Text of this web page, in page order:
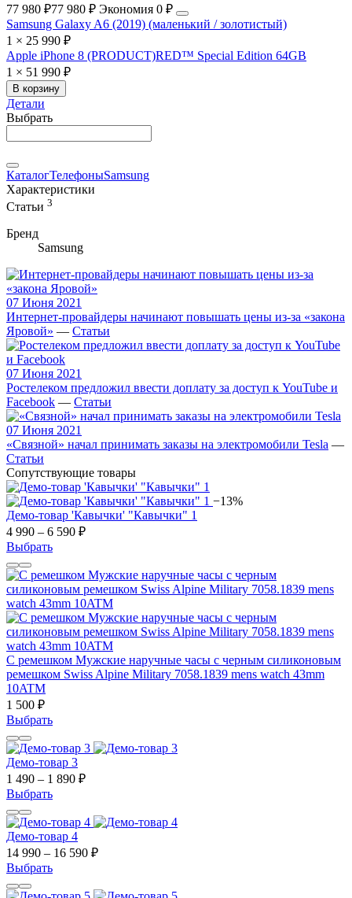
77 980 ₽77 980 ₽ Экономия 0 ₽
Samsung Galaxy A6 (2019) (маленький / золотистый)
1 × 25 990 ₽
Apple iPhone 8 (PRODUCT)RED™ Special Edition 64GB
1 × 51 990 ₽
В корзину
Детали
Выбрать
КаталогТелефоныSamsung
Характеристики
Статьи 3
Бренд
Samsung
07 Июня 2021
Интернет-провайдеры начинают повышать цены из-за «закона
Яровой» — Статьи
07 Июня 2021
Ростелеком предложил ввести доплату за доступ к YouTube и
Facebook — Статьи
07 Июня 2021
«Связной» начал принимать заказы на электромобили Tesla —
Статьи
Сопутствующие товары
−13%
Демо-товар 'Кавычки' "Кавычки" 1
4 990 – 6 590 ₽
Выбрать
С ремешком Мужские наручные часы с черным силиконовым
ремешком Swiss Alpine Military 7058.1839 mens watch 43mm
10ATM
1 500 ₽
Выбрать
Демо-товар 3
1 490 – 1 890 ₽
Выбрать
Демо-товар 4
14 990 – 16 590 ₽
Выбрать